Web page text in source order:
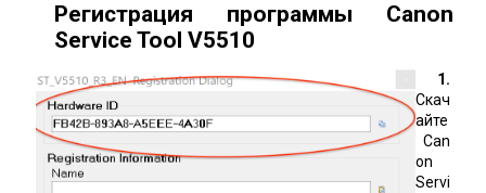
Регистрация программы Canon
Service Tool V5510
1.
Скач
айте
Can
on
Servi